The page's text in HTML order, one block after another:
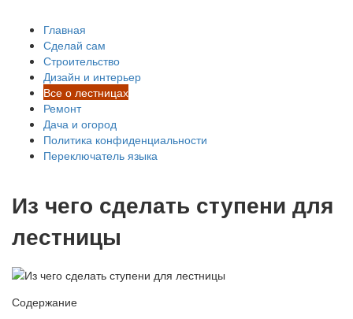
Главная
Сделай сам
Строительство
Дизайн и интерьер
Все о лестницах
Ремонт
Дача и огород
Политика конфиденциальности
Переключатель языка
Из чего сделать ступени для
лестницы
Содержание